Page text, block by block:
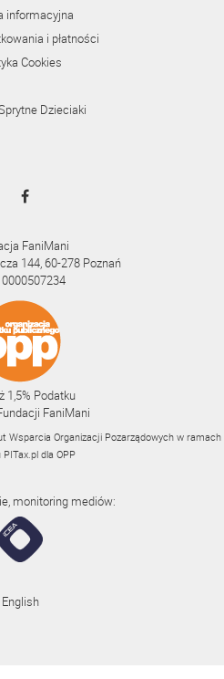
informacyjna
i płatności
Cookies
Dzieciaki
FaniMani
144, 60-278 Poznań
0000507234
1,5% Podatku
FaniMani
Wsparcia Organizacji Pozarządowych w ramach
PITax.pl dla OPP
monitoring mediów:
English